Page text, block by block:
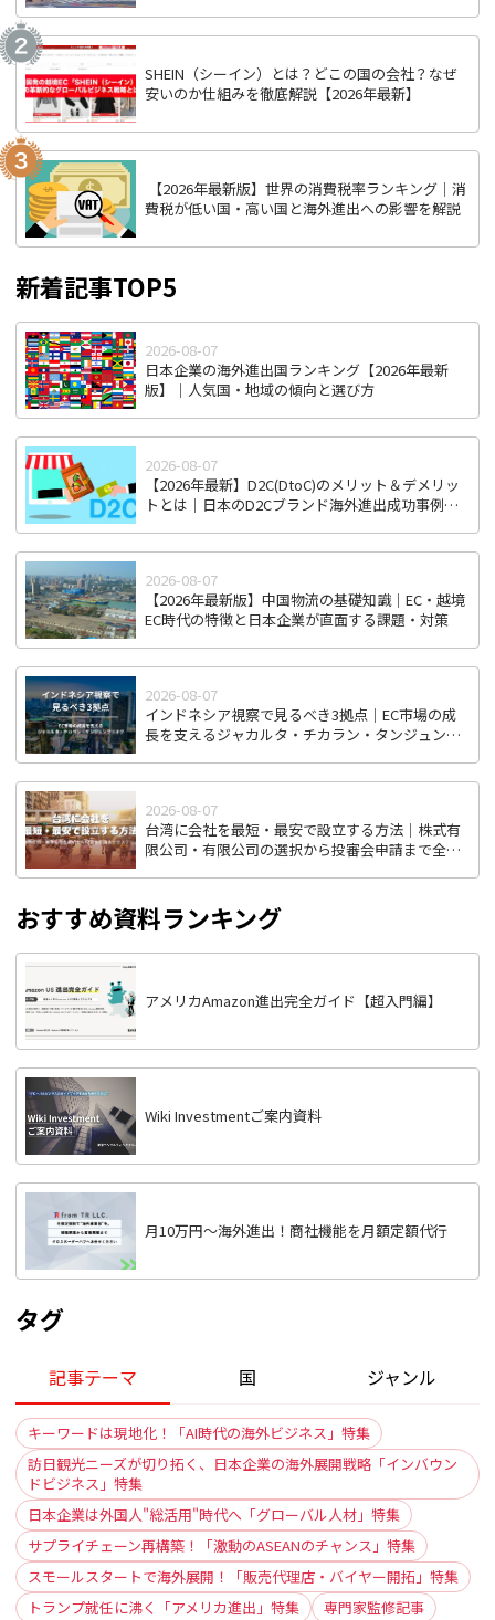
SHEIN（シーイン）とは？どこの国の会社？なぜ
安いのか仕組みを徹底解説【2026年最新】
【2026年最新版】世界の消費税率ランキング｜消
費税が低い国・高い国と海外進出への影響を解説
新着記事TOP5
2026-08-07
日本企業の海外進出国ランキング【2026年最新
版】｜人気国・地域の傾向と選び方
2026-08-07
【2026年最新】D2C(DtoC)のメリット＆デメリッ
トとは｜日本のD2Cブランド海外進出成功事例と
2026-08-07
【2026年最新版】中国物流の基礎知識｜EC・越境
EC時代の特徴と日本企業が直面する課題・対策
2026-08-07
インドネシア視察で見るべき3拠点｜EC市場の成
長を支えるジャカルタ・チカラン・タンジュンプ
2026-08-07
台湾に会社を最短・最安で設立する方法｜株式有
限公司・有限公司の選択から投審会申請まで全ス
おすすめ資料ランキング
アメリカAmazon進出完全ガイド【超入門編】
Wiki Investmentご案内資料
月10万円〜海外進出！商社機能を月額定額代行
タグ
記事テーマ 国 ジャンル
キーワードは現地化！「AI時代の海外ビジネス」特集
訪日観光ニーズが切り拓く、日本企業の海外展開戦略「インバウン
ドビジネス」特集
日本企業は外国人"総活用"時代へ「グローバル人材」特集
サプライチェーン再構築！「激動のASEANのチャンス」特集
スモールスタートで海外展開！「販売代理店・バイヤー開拓」特集
トランプ就任に沸く「アメリカ進出」特集
専門家監修記事